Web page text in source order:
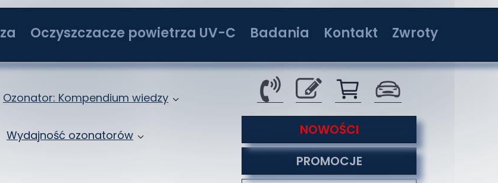
O3
O3
Oczyszczacze powietrza UV-C
Oczyszczacz powietrza IdealUVCPower 36W
Oczyszczacz powietrza IdealUVCPower 72W
Oczyszczacz powietrza IdealUVCPower 108W
Oczyszczacz powietrza IdealUVCPower 144W
Badania
Badania w jednostkach akredytowanych
Kontakt
Kontakt
Serwis
O nas
Co nas wyróżnia
Formy płatności
Zwroty
NOWOŚCI
PROMOCJE
Ozonator: Kompendium wiedzy
Wydajność ozonatorów